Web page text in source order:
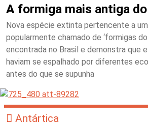
A formiga mais antiga
Nova espécie extinta pertencente a
popularmente chamado de ‘formigas
encontrada no Brasil e demonstra que
haviam se espalhado por diferentes
antes do que se supunha
Antártica